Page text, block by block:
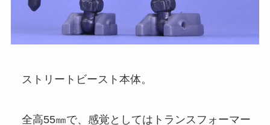
ストリートビースト本体。
全高55㎜で、感覚としてはトランスフォーマー